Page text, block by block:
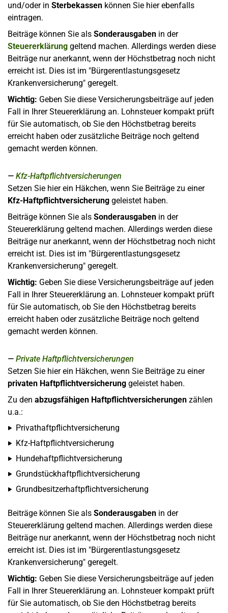
und/oder in Sterbekassen können Sie hier ebenfalls
eintragen.
Beiträge können Sie als Sonderausgaben in der
Steuererklärung geltend machen. Allerdings werden diese
Beiträge nur anerkannt, wenn der Höchstbetrag noch nicht
erreicht ist. Dies ist im "Bürgerentlastungsgesetz
Krankenversicherung" geregelt.
Wichtig: Geben Sie diese Versicherungsbeiträge auf jeden
Fall in Ihrer Steuererklärung an. Lohnsteuer kompakt prüft
für Sie automatisch, ob Sie den Höchstbetrag bereits
erreicht haben oder zusätzliche Beiträge noch geltend
gemacht werden können.
Kfz-Haftpflichtversicherungen
Setzen Sie hier ein Häkchen, wenn Sie Beiträge zu einer
Kfz-Haftpflichtversicherung geleistet haben.
Beiträge können Sie als Sonderausgaben in der
Steuererklärung geltend machen. Allerdings werden diese
Beiträge nur anerkannt, wenn der Höchstbetrag noch nicht
erreicht ist. Dies ist im "Bürgerentlastungsgesetz
Krankenversicherung" geregelt.
Wichtig: Geben Sie diese Versicherungsbeiträge auf jeden
Fall in Ihrer Steuererklärung an. Lohnsteuer kompakt prüft
für Sie automatisch, ob Sie den Höchstbetrag bereits
erreicht haben oder zusätzliche Beiträge noch geltend
gemacht werden können.
Private Haftpflichtversicherungen
Setzen Sie hier ein Häkchen, wenn Sie Beiträge zu einer
privaten Haftpflichtversicherung geleistet haben.
Zu den abzugsfähigen Haftpflichtversicherungen zählen
u.a.:
Privathaftpflichtversicherung
Kfz-Haftpflichtversicherung
Hundehaftpflichtversicherung
Grundstückhaftpflichtversicherung
Grundbesitzerhaftpflichtversicherung
Beiträge können Sie als Sonderausgaben in der
Steuererklärung geltend machen. Allerdings werden diese
Beiträge nur anerkannt, wenn der Höchstbetrag noch nicht
erreicht ist. Dies ist im "Bürgerentlastungsgesetz
Krankenversicherung" geregelt.
Wichtig: Geben Sie diese Versicherungsbeiträge auf jeden
Fall in Ihrer Steuererklärung an. Lohnsteuer kompakt prüft
für Sie automatisch, ob Sie den Höchstbetrag bereits